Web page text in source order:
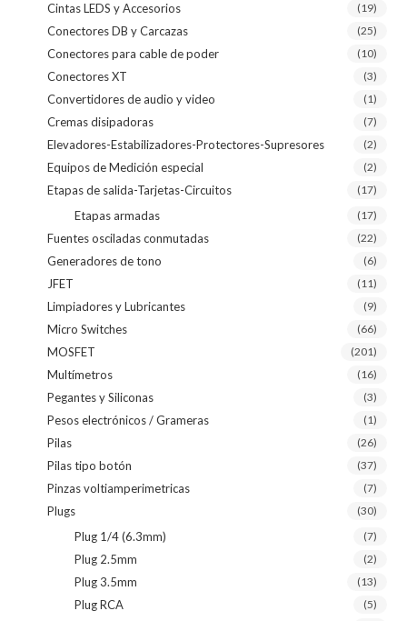
Cintas LEDS y Accesorios (19)
Conectores DB y Carcazas (25)
Conectores para cable de poder (10)
Conectores XT (3)
Convertidores de audio y video (1)
Cremas disipadoras (7)
Elevadores-Estabilizadores-Protectores-Supresores (2)
Equipos de Medición especial (2)
Etapas de salida-Tarjetas-Circuitos (17)
Etapas armadas (17)
Fuentes osciladas conmutadas (22)
Generadores de tono (6)
JFET (11)
Limpiadores y Lubricantes (9)
Micro Switches (66)
MOSFET (201)
Multímetros (16)
Pegantes y Siliconas (3)
Pesos electrónicos / Grameras (1)
Pilas (26)
Pilas tipo botón (37)
Pinzas voltiamperimetricas (7)
Plugs (30)
Plug 1/4 (6.3mm) (7)
Plug 2.5mm (2)
Plug 3.5mm (13)
Plug RCA (5)